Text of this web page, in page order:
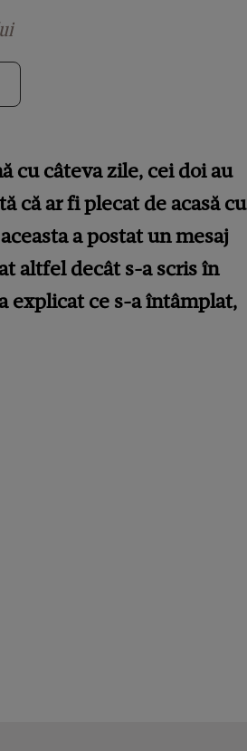
cu câteva zile, cei doi au
ar fi plecat de acasă cu
a postat un mesaj
altfel decât s-a scris în
explicat ce s-a întâmplat,